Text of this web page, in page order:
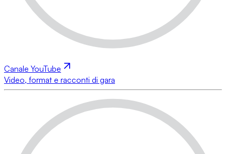
Canale YouTube
Video, format e racconti di gara